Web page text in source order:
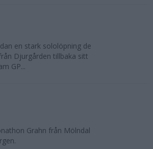
en stark sololöpning de
Djurgården tillbaka sitt
GP...
Grahn från Mölndal